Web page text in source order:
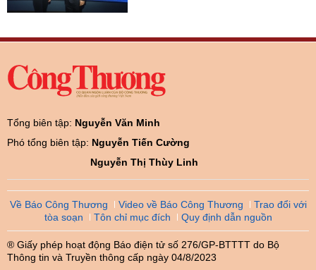
Tổng biên tập: Nguyễn Văn Minh
Phó tổng biên tập: Nguyễn Tiến Cường
Nguyễn Thị Thùy Linh
Về Báo Công Thương Video về Báo Công Thương
Trao đổi với
tòa soạn
Tôn chỉ mục đích Quy định dẫn nguồn
® Giấy phép hoạt động Báo điện tử số 276/GP-BTTTT do Bộ
Thông tin và Truyền thông cấp ngày 04/8/2023